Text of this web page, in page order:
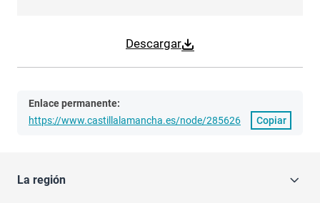
Descargar
Enlace permanente:
https://www.castillalamancha.es/node/285626
Copiar
La región